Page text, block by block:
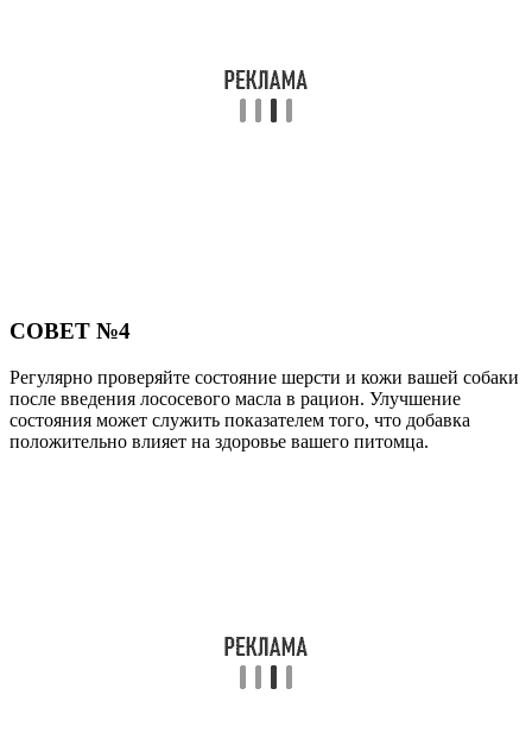
СОВЕТ №4
Регулярно проверяйте состояние шерсти и кожи вашей собаки
после введения лососевого масла в рацион. Улучшение
состояния может служить показателем того, что добавка
положительно влияет на здоровье вашего питомца.